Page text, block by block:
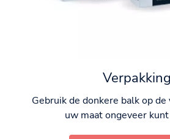
Verpakking
Gebruik de donkere balk op de
uw maat ongeveer